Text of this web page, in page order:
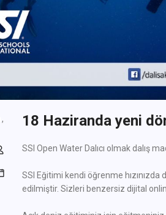
, 18 Haziranda yeni
SSI Open Water Dalıcı olmak dalış
SSI Eğitimi kendi öğrenme
edilmiştir. Sizleri benzersiz dijital